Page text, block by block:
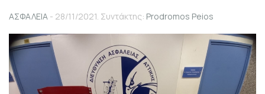
ΑΣΦΑΛΕΙΑ - 28/11/2021. Συντάκτης: Prodromos Peios